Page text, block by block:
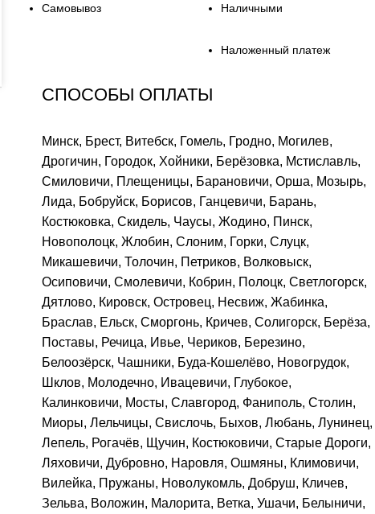
Самовывоз Наличными
Наложенный платеж
СПОСОБЫ ОПЛАТЫ
Минск, Брест, Витебск, Гомель, Гродно, Могилев,
Дрогичин, Городок, Хойники, Берёзовка, Мстиславль,
Смиловичи, Плещеницы, Барановичи, Орша, Мозырь,
Лида, Бобруйск, Борисов, Ганцевичи, Барань,
Костюковка, Скидель, Чаусы, Жодино, Пинск,
Новополоцк, Жлобин, Слоним, Горки, Слуцк,
Микашевичи, Толочин, Петриков, Волковыск,
Осиповичи, Смолевичи, Кобрин, Полоцк, Светлогорск,
Дятлово, Кировск, Островец, Несвиж, Жабинка,
Браслав, Ельск, Сморгонь, Кричев, Солигорск, Берёза,
Поставы, Речица, Ивье, Чериков, Березино,
Белоозёрск, Чашники, Буда-Кошелёво, Новогрудок,
Шклов, Молодечно, Ивацевичи, Глубокое,
Калинковичи, Мосты, Славгород, Фаниполь, Столин,
Миоры, Лельчицы, Свислочь, Быхов, Любань, Лунинец,
Лепель, Рогачёв, Щучин, Костюковичи, Старые Дороги,
Ляховичи, Дубровно, Наровля, Ошмяны, Климовичи,
Вилейка, Пружаны, Новолукомль, Добруш, Кличев,
Зельва, Воложин, Малорита, Ветка, Ушачи, Белыничи,